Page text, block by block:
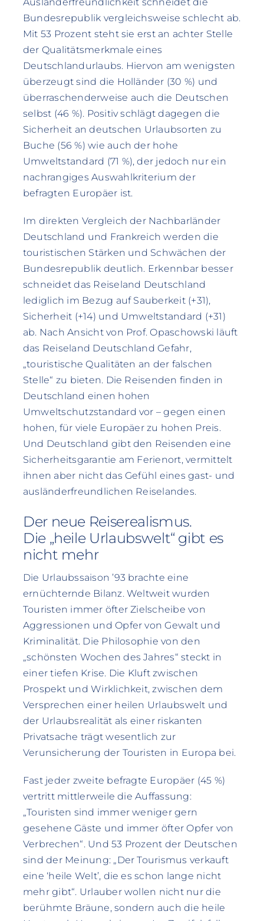
Bundesrepublik vergleichsweise schlecht ab.
Mit 53 Prozent steht sie erst an achter Stelle
der Qualitätsmerkmale eines
Deutschlandurlaubs. Hiervon am wenigsten
überzeugt sind die Holländer (30 %) und
überraschenderweise auch die Deutschen
selbst (46 %). Positiv schlägt dagegen die
Sicherheit an deutschen Urlaubsorten zu
Buche (56 %) wie auch der hohe
Umweltstandard (71 %), der jedoch nur ein
nachrangiges Auswahlkriterium der
befragten Europäer ist.
Im direkten Vergleich der Nachbarländer
Deutschland und Frankreich werden die
touristischen Stärken und Schwächen der
Bundesrepublik deutlich. Erkennbar besser
schneidet das Reiseland Deutschland
lediglich im Bezug auf Sauberkeit (+31),
Sicherheit (+14) und Umweltstandard (+31)
ab. Nach Ansicht von Prof. Opaschowski läuft
das Reiseland Deutschland Gefahr,
„touristische Qualitäten an der falschen
Stelle“ zu bieten. Die Reisenden finden in
Deutschland einen hohen
Umweltschutzstandard vor – gegen einen
hohen, für viele Europäer zu hohen Preis.
Und Deutschland gibt den Reisenden eine
Sicherheitsgarantie am Ferienort, vermittelt
ihnen aber nicht das Gefühl eines gast- und
ausländerfreundlichen Reiselandes.
Der neue Reiserealismus.
Die „heile Urlaubswelt“ gibt es
nicht mehr
Die Urlaubssaison ’93 brachte eine
ernüchternde Bilanz. Weltweit wurden
Touristen immer öfter Zielscheibe von
Aggressionen und Opfer von Gewalt und
Kriminalität. Die Philosophie von den
„schönsten Wochen des Jahres“ steckt in
einer tiefen Krise. Die Kluft zwischen
Prospekt und Wirklichkeit, zwischen dem
Versprechen einer heilen Urlaubswelt und
der Urlaubsrealität als einer riskanten
Privatsache trägt wesentlich zur
Verunsicherung der Touristen in Europa bei.
Fast jeder zweite befragte Europäer (45 %)
vertritt mittlerweile die Auffassung:
„Touristen sind immer weniger gern
gesehene Gäste und immer öfter Opfer von
Verbrechen“. Und 53 Prozent der Deutschen
sind der Meinung: „Der Tourismus verkauft
eine ‘heile Welt’, die es schon lange nicht
mehr gibt“. Urlauber wollen nicht nur die
berühmte Bräune, sondern auch die heile